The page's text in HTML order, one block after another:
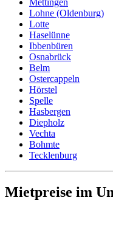
Lohne (Oldenburg)
Lotte
Haselünne
Ibbenbüren
Osnabrück
Belm
Ostercappeln
Hörstel
Spelle
Hasbergen
Diepholz
Vechta
Bohmte
Tecklenburg
Mietpreise im